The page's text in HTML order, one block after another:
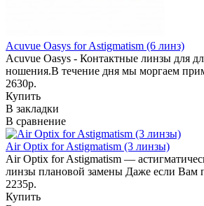
Acuvue Oasys for Astigmatism (6 линз)
Acuvue Oasys - Контактные линзы для
ношения.В течение дня мы моргаем
2630р.
Купить
В закладки
В сравнение
Air Optix for Astigmatism (3 линзы)
Air Optix for Astigmatism —
линзы плановой замены Даже если Вам
2235р.
Купить